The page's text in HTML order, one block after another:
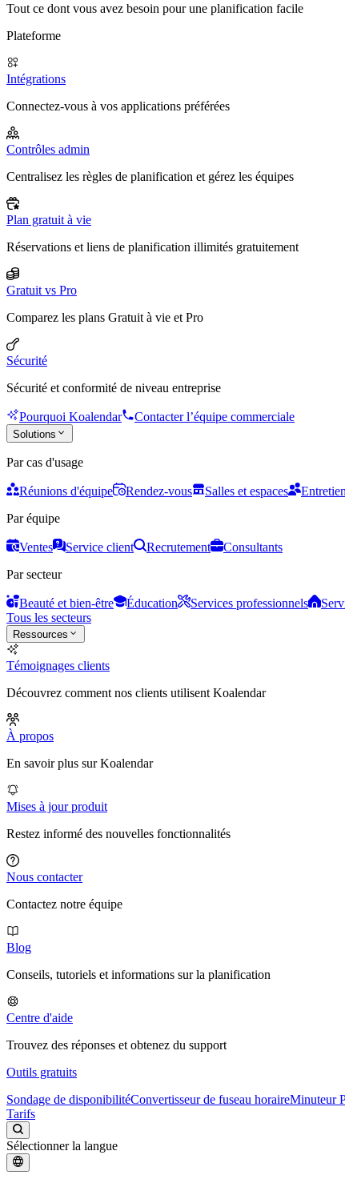
Tout ce dont vous avez besoin pour une planification facile
Plateforme
Intégrations
Connectez-vous à vos applications préférées
Contrôles admin
Centralisez les règles de planification et gérez les équipes
Plan gratuit à vie
Réservations et liens de planification illimités gratuitement
Gratuit vs Pro
Comparez les plans Gratuit à vie et Pro
Sécurité
Sécurité et conformité de niveau entreprise
Pourquoi Koalendar Contacter l’équipe commerciale
Solutions
Par cas d'usage
Réunions d'équipe Rendez-vous Salles et espaces
Par équipe
Ventes Service client Recrutement
Consultants
Par secteur
Beauté et bien-être Éducation Services professionnels
Tous les secteurs
Ressources
Témoignages clients
Découvrez comment nos clients utilisent Koalendar
À propos
En savoir plus sur Koalendar
Mises à jour produit
Restez informé des nouvelles fonctionnalités
Nous contacter
Contactez notre équipe
Blog
Conseils, tutoriels et informations sur la planification
Centre d'aide
Trouvez des réponses et obtenez du support
Outils gratuits
Sondage de disponibilitéConvertisseur de fuseau horaireMinuteur
Tarifs
Sélectionner la langue